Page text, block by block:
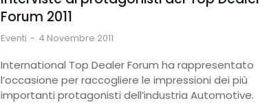
Forum 2011
Eventi 4 Novembre 2011
International Top Dealer Forum ha rappresentato
l’occasione per raccogliere le impressioni dei più
importanti protagonisti dell’industria Automotive.